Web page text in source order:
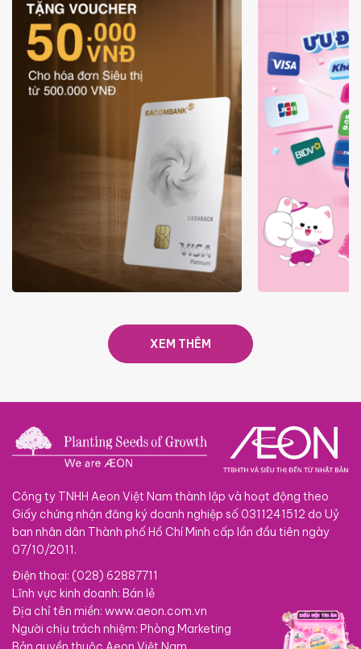
ƯU ĐÃI THẺ VẬT LÝ
XEM THÊM
Công ty TNHH Aeon Việt Nam thành lập và hoạt động theo
Giấy chứng nhận đăng ký doanh nghiệp số 0311241512 do Uỷ
ban nhân dân Thành phố Hồ Chí Minh cấp lần đầu tiên ngày
07/10/2011.
Điện thoại: (028) 62887711
Lĩnh vực kinh doanh: Bán lẻ
Địa chỉ tên miền: www.aeon.com.vn
Người chịu trách nhiệm: Phòng Marketing